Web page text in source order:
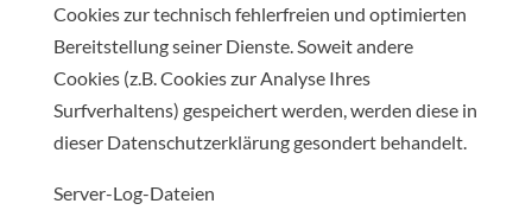
Cookies zur technisch fehlerfreien und optimierten
Bereitstellung seiner Dienste. Soweit andere
Cookies (z.B. Cookies zur Analyse Ihres
Surfverhaltens) gespeichert werden, werden diese in
dieser Datenschutzerklärung gesondert behandelt.
Server-Log-Dateien